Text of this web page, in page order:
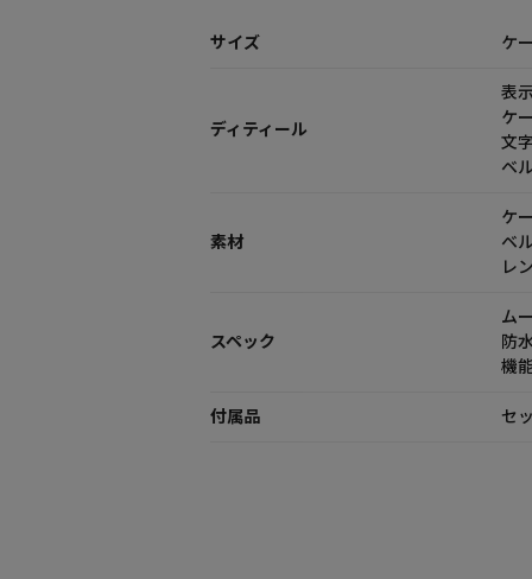
サイズ ケ
ディティール
表
ケ
文
ベ
素材
ケ
ベ
レ
スペック
ム
防
機
付属品 セ